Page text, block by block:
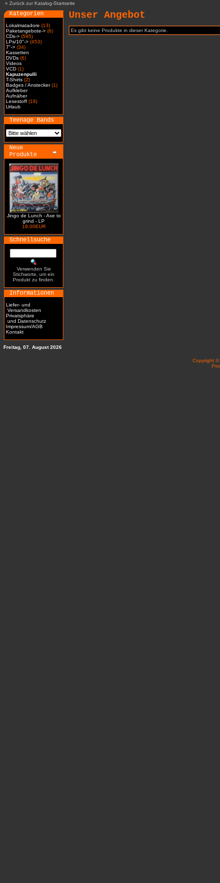
» Zurück zur Katalog-Startseite
Kategorien
Lokalmatadore (13)
Paketangebote-> (6)
CDs-> (595)
LPs/10"-> (453)
7"-> (34)
Kassetten
DVDs (6)
Videos
VCD (1)
Kapuzenpulli
T-Shirts (2)
Badges / Anstecker(1)
Aufkleber
Aufnäher
Lesestoff (19)
Urlaub
Teenage Bands
Neue
Produkte
Jingo de Lunch - Axe to
grind - LP
18.00EUR
Schnellsuche
Verwenden Sie
Stichworte, um ein
Produkt zu finden.
Informationen
Liefer- und
Versandkosten
Privatsphäre
und Datenschutz
Impressum/AGB
Kontakt
Unser Angebot
Es gibt keine Produkte in dieser Kategorie.
Freitag, 07. August 2026
Copyright